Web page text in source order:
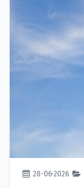
28-06-2026